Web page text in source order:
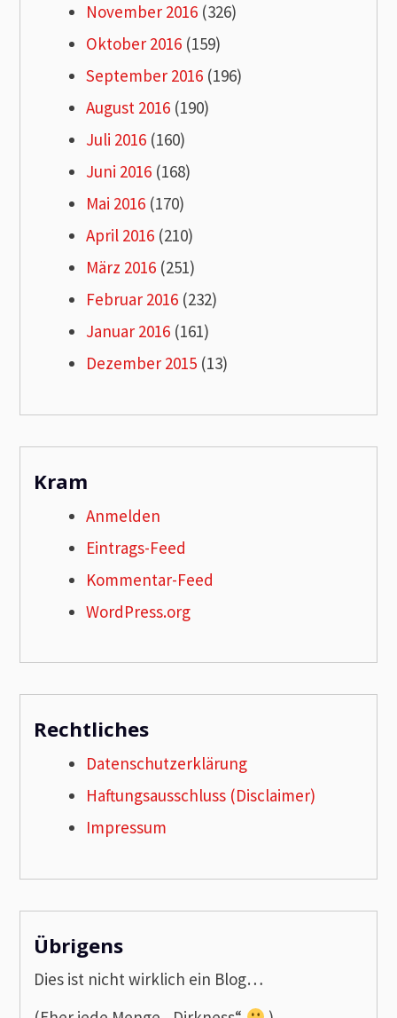
November 2016 (326)
Oktober 2016 (159)
September 2016 (196)
August 2016 (190)
Juli 2016 (160)
Juni 2016 (168)
Mai 2016 (170)
April 2016 (210)
März 2016 (251)
Februar 2016 (232)
Januar 2016 (161)
Dezember 2015 (13)
Kram
Anmelden
Eintrags-Feed
Kommentar-Feed
WordPress.org
Rechtliches
Datenschutzerklärung
Haftungsausschluss (Disclaimer)
Impressum
Übrigens
Dies ist nicht wirklich ein Blog…